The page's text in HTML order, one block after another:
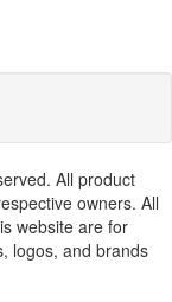
All product
owners. All
website are for
logos, and brands